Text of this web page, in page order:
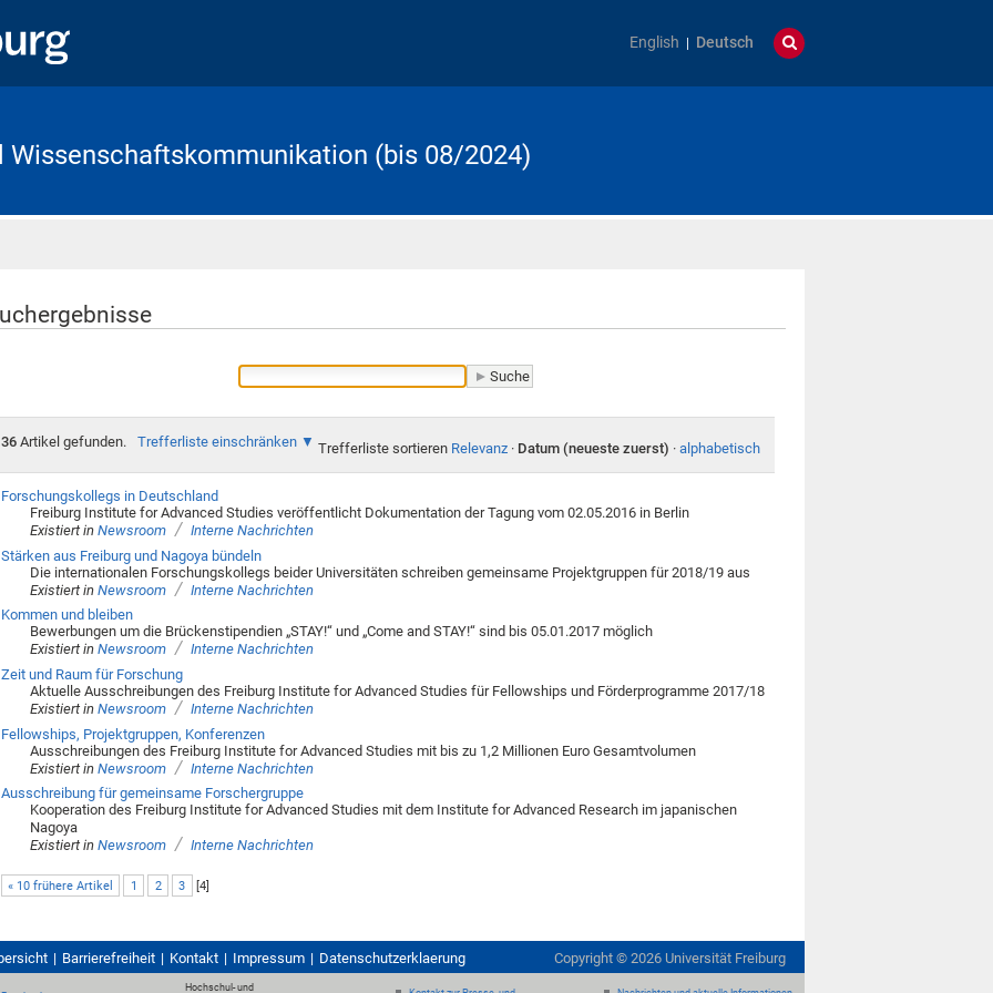
English Deutsch
Wissenschaftskommunikation (bis 08/2024)
36Artikel gefunden. Trefferliste einschränken Trefferliste sortieren Relevanz · Datum (neueste zuerst) · alphabetisch
Forschungskollegs in Deutschland
Freiburg Institute for Advanced Studies veröffentlicht Dokumentation der Tagung vom 02.05.2016 in Berlin
Existiert in Newsroom / Interne Nachrichten
Stärken aus Freiburg und Nagoya bündeln
Die internationalen Forschungskollegs beider Universitäten schreiben gemeinsame Projektgruppen für 2018/19 aus
Existiert in Newsroom / Interne Nachrichten
Kommen und bleiben
Bewerbungen um die Brückenstipendien „STAY!“ und „Come and STAY!“ sind bis 05.01.2017 möglich
Existiert in Newsroom / Interne Nachrichten
Zeit und Raum für Forschung
Aktuelle Ausschreibungen des Freiburg Institute for Advanced Studies für Fellowships und Förderprogramme 2017/18
Existiert in Newsroom / Interne Nachrichten
Fellowships, Projektgruppen, Konferenzen
Ausschreibungen des Freiburg Institute for Advanced Studies mit bis zu 1,2 Millionen Euro Gesamtvolumen
Existiert in Newsroom / Interne Nachrichten
Ausschreibung für gemeinsame Forschergruppe
Kooperation des Freiburg Institute for Advanced Studies mit dem Institute for Advanced Research im japanischen
Nagoya
Existiert in Newsroom / Interne Nachrichten
« 10 frühere Artikel 1 2 3 [4]
Barrierefreiheit Kontakt Impressum Datenschutzerklaerung Copyright © 2026 Universität Freiburg
Hochschul- und